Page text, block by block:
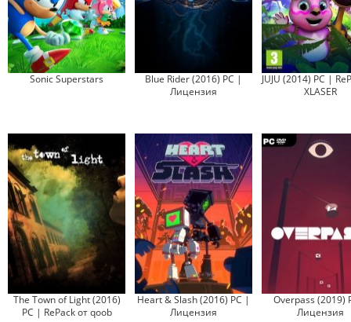
Sonic Superstars
Blue Rider (2016) PC |
Лицензия
JUJU (2014) PC |
XLASER
The Town of Light (2016)
PC | RePack от qoob
Heart & Slash (2016) PC |
Лицензия
Overpass (2019)
Лицензия